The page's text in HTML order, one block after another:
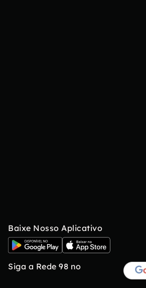
Baixe Nosso Aplicativo
Siga a Rede 98 no